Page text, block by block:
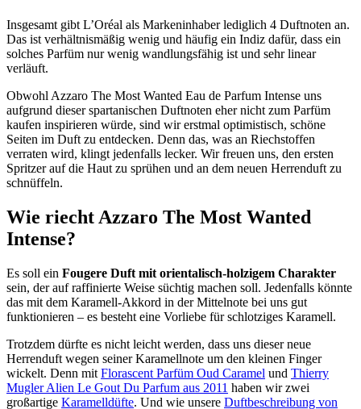
Insgesamt gibt L’Oréal als Markeninhaber lediglich 4 Duftnoten an.
Das ist verhältnismäßig wenig und häufig ein Indiz dafür, dass ein
solches Parfüm nur wenig wandlungsfähig ist und sehr linear
verläuft.
Obwohl Azzaro The Most Wanted Eau de Parfum Intense uns
aufgrund dieser spartanischen Duftnoten eher nicht zum Parfüm
kaufen inspirieren würde, sind wir erstmal optimistisch, schöne
Seiten im Duft zu entdecken. Denn das, was an Riechstoffen
verraten wird, klingt jedenfalls lecker. Wir freuen uns, den ersten
Spritzer auf die Haut zu sprühen und an dem neuen Herrenduft zu
schnüffeln.
Wie riecht Azzaro The Most Wanted
Intense?
Es soll ein Fougere Duft mit orientalisch-holzigem Charakter
sein, der auf raffinierte Weise süchtig machen soll. Jedenfalls könnte
das mit dem Karamell-Akkord in der Mittelnote bei uns gut
funktionieren – es besteht eine Vorliebe für schlotziges Karamell.
Trotzdem dürfte es nicht leicht werden, dass uns dieser neue
Herrenduft wegen seiner Karamellnote um den kleinen Finger
wickelt. Denn mit Florascent Parfüm Oud Caramel und Thierry
Mugler Alien Le Gout Du Parfum aus 2011 haben wir zwei
großartige Karamelldüfte. Und wie unsere Duftbeschreibung von